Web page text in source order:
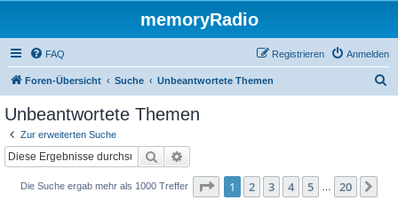
memoryRadio
FAQ Anmelden
Registrieren
Foren-Übersicht Suche Unbeantwortete Themen
Unbeantwortete Themen
Zur erweiterten Suche
Suche
Die Suche ergab mehr als 1000 Treffer Seite 1von 20
1 2 3 4 5 20